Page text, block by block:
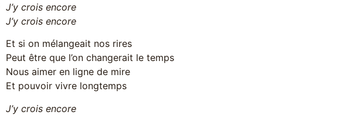
J’y crois encore
J’y crois encore
Et si on mélangeait nos rires
Peut être que l’on changerait le temps
Nous aimer en ligne de mire
Et pouvoir vivre longtemps
J’y crois encore